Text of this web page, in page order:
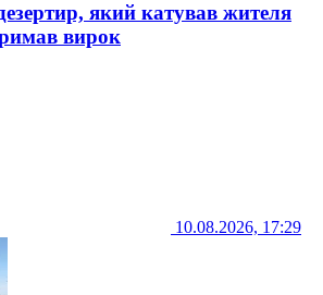
який катував жителя
вирок
10.08.2026, 17:29